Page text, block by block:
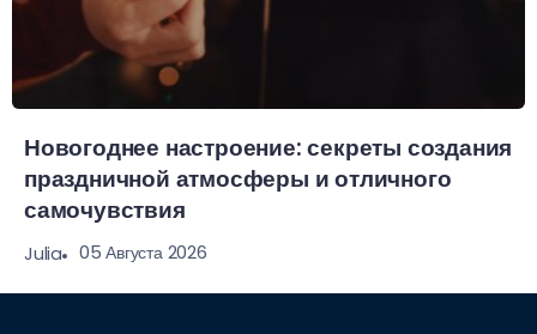
Новогоднее настроение: секреты создания
праздничной атмосферы и отличного
самочувствия
Julia 05 Августа 2026